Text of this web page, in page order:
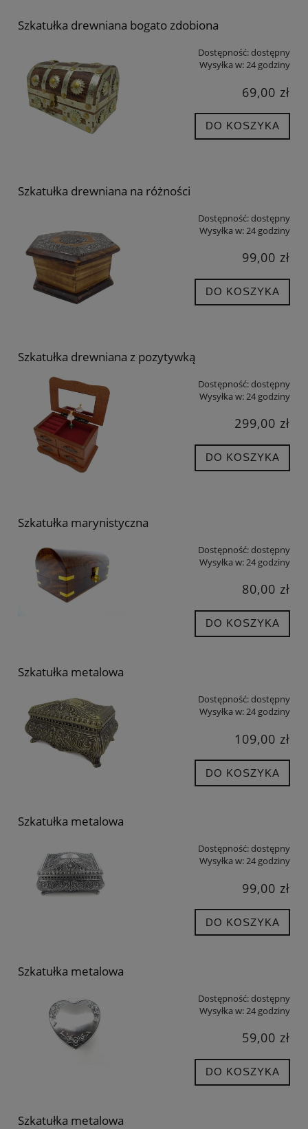
Szkatułka drewniana bogato zdobiona
Dostępność:dostępny
Wysyłka w:24 godziny
69,00 zł
DO KOSZYKA
Szkatułka drewniana na różności
Dostępność:dostępny
Wysyłka w:24 godziny
99,00 zł
DO KOSZYKA
Szkatułka drewniana z pozytywką
Dostępność:dostępny
Wysyłka w:24 godziny
299,00 zł
DO KOSZYKA
Szkatułka marynistyczna
Dostępność:dostępny
Wysyłka w:24 godziny
80,00 zł
DO KOSZYKA
Szkatułka metalowa
Dostępność:dostępny
Wysyłka w:24 godziny
109,00 zł
DO KOSZYKA
Szkatułka metalowa
Dostępność:dostępny
Wysyłka w:24 godziny
99,00 zł
DO KOSZYKA
Szkatułka metalowa
Dostępność:dostępny
Wysyłka w: 24 godziny
59,00 zł
DO KOSZYKA
Szkatułka metalowa